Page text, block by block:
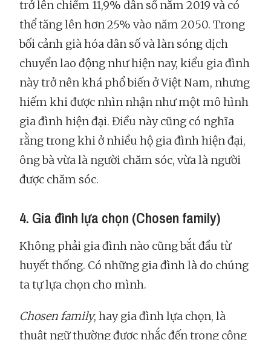
trở lên chiếm 11,9% dân số năm 2019 và có
thể tăng lên hơn 25% vào năm 2050. Trong
bối cảnh già hóa dân số và làn sóng dịch
chuyển lao động như hiện nay, kiểu gia đình
này trở nên khá phổ biến ở Việt Nam, nhưng
hiếm khi được nhìn nhận như một mô hình
gia đình hiện đại. Điều này cũng có nghĩa
rằng trong khi ở nhiều hộ gia đình hiện đại,
ông bà vừa là người chăm sóc, vừa là người
được chăm sóc.
4. Gia đình lựa chọn (Chosen family)
Không phải gia đình nào cũng bắt đầu từ
huyết thống. Có những gia đình là do chúng
ta tự lựa chọn cho mình.
Chosen family, hay gia đình lựa chọn, là
thuật ngữ thường được nhắc đến trong cộng